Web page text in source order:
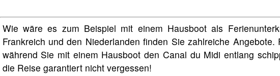
Wie wäre es zum Beispiel mit einem Hausboot als
Frankreich und den Niederlanden finden Sie zahlreiche Angebote.
während Sie mit einem Hausboot den Canal du Midi entlang
die Reise garantiert nicht vergessen!